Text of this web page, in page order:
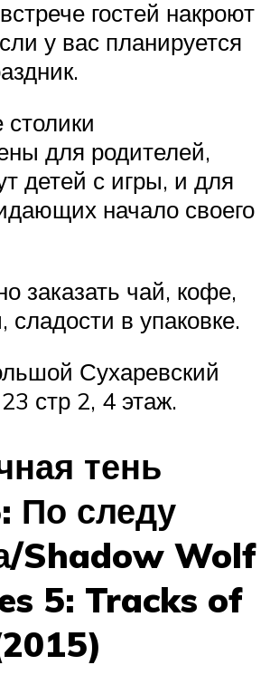
гостей накроют
у вас планируется
для родителей,
детей с игры, и для
начало своего
заказать чай, кофе,
сладости в упаковке.
Сухаревский
стр 2, 4 этаж.
тень
По следу
Shadow Wolf
5: Tracks of